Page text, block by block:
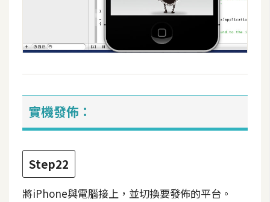
實機發佈：
Step22
將iPhone與電腦接上，並切換要發佈的平台。